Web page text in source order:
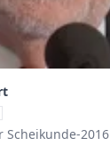
Scheikunde-2016